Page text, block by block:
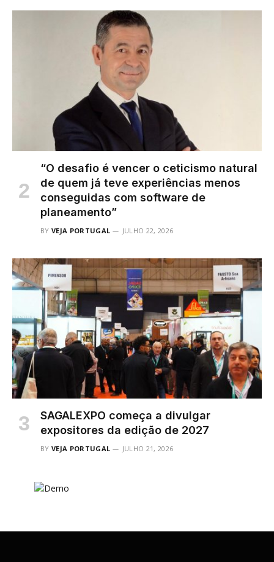
“O desafio é vencer o ceticismo natural
de quem já teve experiências menos
conseguidas com software de
planeamento”
BY VEJA PORTUGAL JULHO 22, 2026
SAGALEXPO começa a divulgar
expositores da edição de 2027
BY VEJA PORTUGAL JULHO 21, 2026